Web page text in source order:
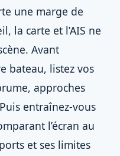
une marge de
la carte et l’AIS ne
Avant
bateau, listez vos
approches
entraînez-vous
l’écran au
et ses limites